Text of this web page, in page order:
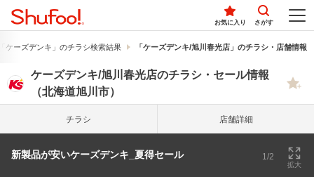
お気に入り さがす
ケーズデンキ」のチラシ検索結果 「ケーズデンキ/旭川春光店」のチラシ・店舗情報
ケーズデンキ/旭川春光店のチラシ・セール情報
（北海道旭川市）
チラシ 店舗詳細
新製品が安いケーズデンキ_夏得セール 1/2
拡大